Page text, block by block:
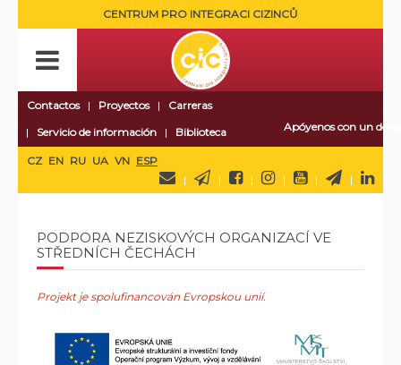
CENTRUM PRO INTEGRACI CIZINCŮ
Contactos Proyectos
Carreras
Servicio de información
Biblioteca Apóyenos con un
CZ EN RU UA VN ESP
PODPORA NEZISKOVÝCH ORGANIZACÍ VE
STŘEDNÍCH ČECHÁCH
Projekt je spolufinancován Evropskou unií.